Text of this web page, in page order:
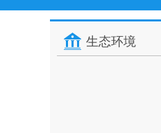
生态环境